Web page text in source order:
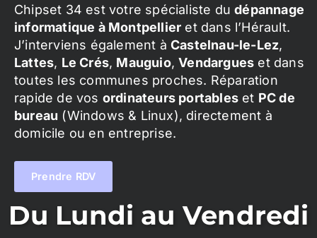
Chipset 34 est votre spécialiste dudépannage
informatique à Montpellier et dans l’Hérault.
J’interviens également à Castelnau-le-Lez,
Lattes, Le Crés, Mauguio,Vendargues et dans
toutes les communes proches. Réparation
rapide de vos ordinateurs portables et PC de
bureau (Windows & Linux), directement à
domicile ou en entreprise.
Prendre RDV
Du Lundi au Vendredi